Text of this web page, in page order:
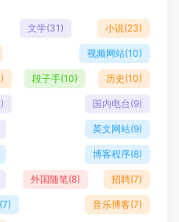
文学(31) 小说(23)
视频网站(10)
段子手(10) 历史 (10)
国内电台(9)
英文网站(9)
博客程序(8)
外国随笔(8) 招聘(7)
(7) 音乐博客(7)